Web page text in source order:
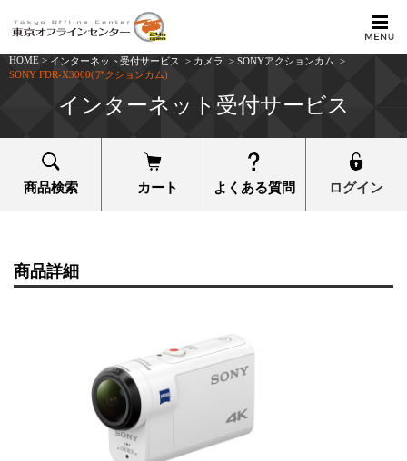
HOME > インターネット受付サービス > カメラ > SONYアクションカム >
SONY FDR-X3000(アクションカム)
インターネット受付サービス
商品検索 カート よくある質問 ログイン
商品詳細